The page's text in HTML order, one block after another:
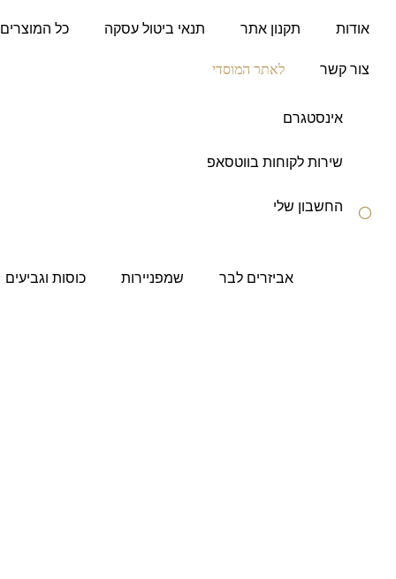
אודות
תקנון אתר תנאי ביטול עסקה כל המוצרים
צור קשר לאתר המוסדי
אינסטגרם
שירות לקוחות בווטסאפ
החשבון שלי
אביזרים לבר שמפניירות כוסות וגביעים